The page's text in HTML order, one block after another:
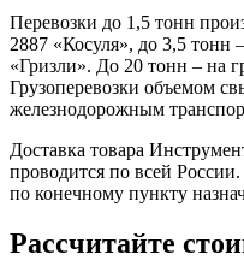
Перевозки до 1,5 тонн
2887 «Косуля», до 3,5
«Гризли». До 20 тонн – на
Грузоперевозки объемом
железнодорожным
Доставка товара
проводится по всей
по конечному пункту
Рассчитайте